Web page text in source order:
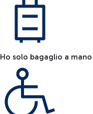
Ho solo bagaglio a mano